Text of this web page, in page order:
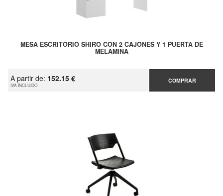
MESA ESCRITORIO SHIRO CON 2 CAJONES Y 1 PUERTA DE
MELAMINA
A partir de: 152.15 €
IVA INCLUIDO
COMPRAR